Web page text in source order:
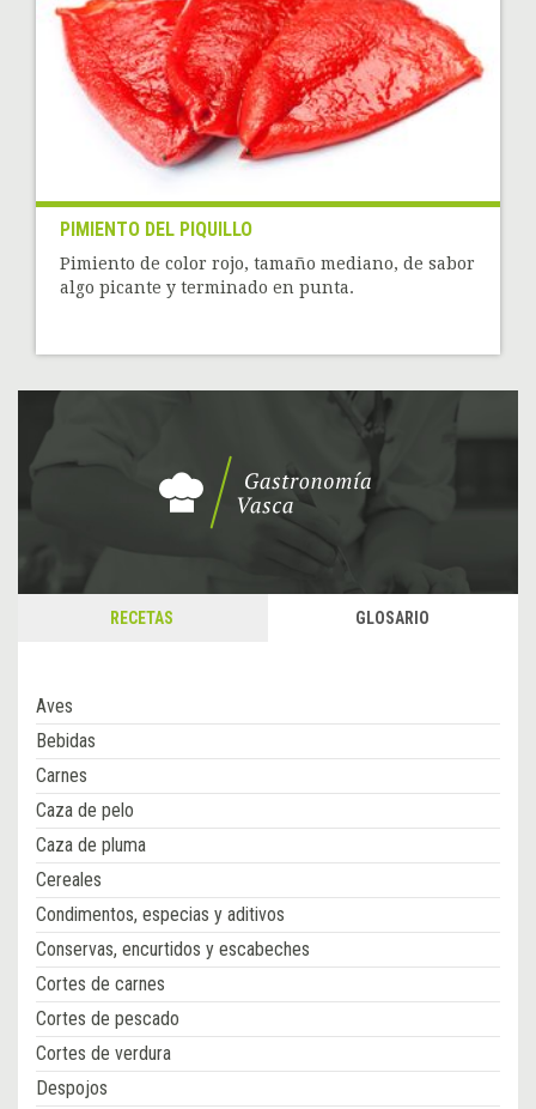
PIMIENTO DEL PIQUILLO
Pimiento de color rojo, tamaño mediano, de sabor
algo picante y terminado en punta.
RECETAS GLOSARIO
Aves
Bebidas
Carnes
Caza de pelo
Caza de pluma
Cereales
Condimentos, especias y aditivos
Conservas, encurtidos y escabeches
Cortes de carnes
Cortes de pescado
Cortes de verdura
Despojos